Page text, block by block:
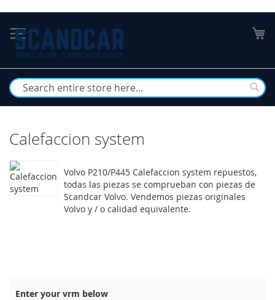
to
Content
Calefaccion system
Volvo P210/P445 Calefaccion system repuestos,
todas las piezas se comprueban con piezas de
Scandcar Volvo. Vendemos piezas originales
Volvo y / o calidad equivalente.
Enter your vrm below